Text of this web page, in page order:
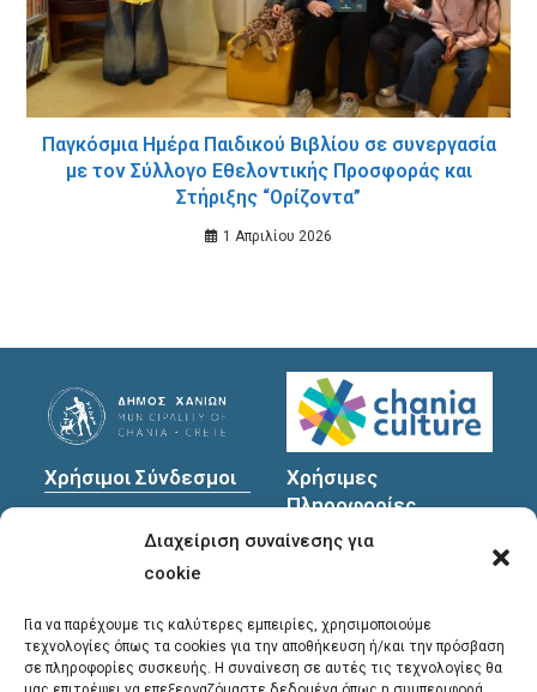
Διαχείριση συναίνεσης για
cookie
Για να παρέχουμε τις καλύτερες εμπειρίες, χρησιμοποιούμε
τεχνολογίες όπως τα cookies για την αποθήκευση ή/και την πρόσβαση
σε πληροφορίες συσκευής. Η συναίνεση σε αυτές τις τεχνολογίες θα
Παγκόσμια Ημέρα Παιδικού Βιβλίου σε συνεργασία
με τον Σύλλογο Εθελοντικής Προσφοράς και
Στήριξης “Ορίζοντα”
1 Απριλίου 2026
Χρήσιμοι Σύνδεσμοι
Προσωπικών
Χρήσιμες
Πληροφορίες
Διεύθυνση
Χανιά, 731 35
Τηλέφωνα